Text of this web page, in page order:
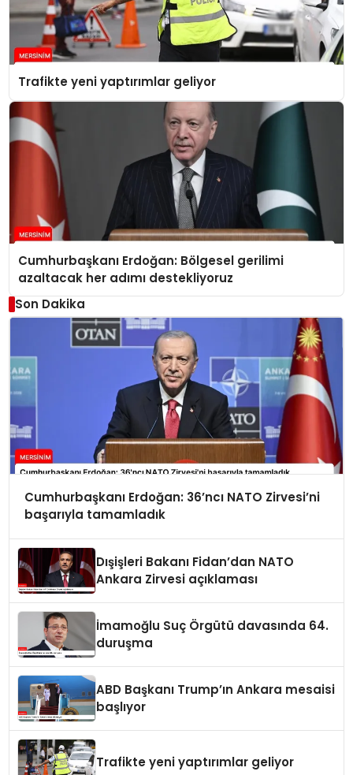
Trafikte yeni yaptırımlar geliyor
Cumhurbaşkanı Erdoğan: Bölgesel gerilimi
azaltacak her adımı destekliyoruz
Son Dakika
Cumhurbaşkanı Erdoğan: 36’ncı NATO Zirvesi’ni
başarıyla tamamladık
Dışişleri Bakanı Fidan’dan NATO
Ankara Zirvesi açıklaması
İmamoğlu Suç Örgütü davasında 64.
duruşma
ABD Başkanı Trump’ın Ankara mesaisi
başlıyor
Trafikte yeni yaptırımlar geliyor